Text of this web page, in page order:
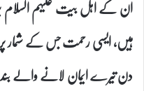
ان کے اہل بیت علیہم السلام پر،
ہیں، ایسی رحمت جس کے شمار
دن تیرے ایمان لانے والے